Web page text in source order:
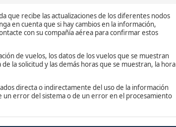
que recibe las actualizaciones de los diferentes nodos
en cuenta que si hay cambios en la información,
con su compañía aérea para confirmar estos
de vuelos, los datos de los vuelos que se muestran
la solicitud y las demás horas que se muestran, la hora
directa o indirectamente del uso de la información
error del sistema o de un error en el procesamiento